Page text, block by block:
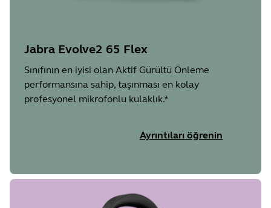
Jabra Evolve2 65 Flex
Sınıfının en iyisi olan Aktif Gürültü Önleme
performansına sahip, taşınması en kolay
profesyonel mikrofonlu kulaklık.*
Ayrıntıları öğrenin